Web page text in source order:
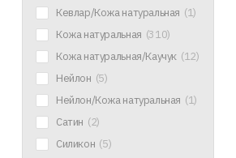
Кевлар/Кожа натуральная (1)
Кожа натуральная (310)
Кожа натуральная/Каучук (12)
Нейлон (5)
Нейлон/Кожа натуральная (1)
Сатин (2)
Силикон (5)